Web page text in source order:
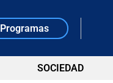
Programas
SOCIEDAD